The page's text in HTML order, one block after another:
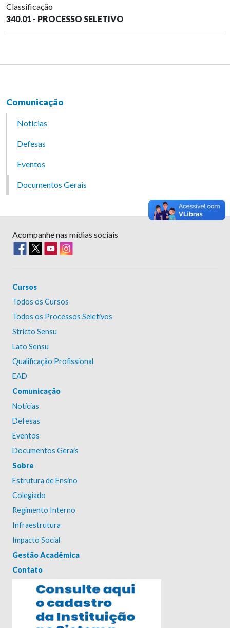
Classificação
340.01 - PROCESSO SELETIVO
Comunicação
Notícias
Defesas
Eventos
Documentos Gerais
Acompanhe nas mídias sociais
Cursos
Todos os Cursos
Todos os Processos Seletivos
Stricto Sensu
Lato Sensu
Qualificação Profissional
EAD
Comunicação
Notícias
Defesas
Eventos
Documentos Gerais
Sobre
Estrutura de Ensino
Colegiado
Regimento Interno
Infraestrutura
Impacto Social
Gestão Acadêmica
Contato